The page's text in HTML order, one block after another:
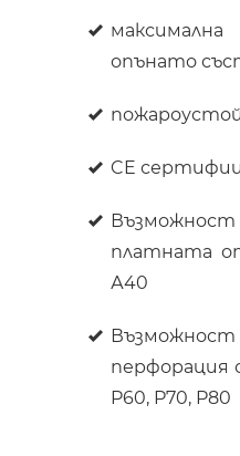
опънато
CE
платната
А40
перфорация
P60, P70, P80